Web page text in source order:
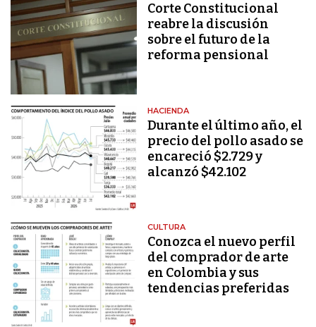
Corte Constitucional
reabre la discusión
sobre el futuro de la
reforma pensional
HACIENDA
Durante el último año, el
precio del pollo asado se
encareció $2.729 y
alcanzó $42.102
CULTURA
Conozca el nuevo perfil
del comprador de arte
en Colombia y sus
tendencias preferidas